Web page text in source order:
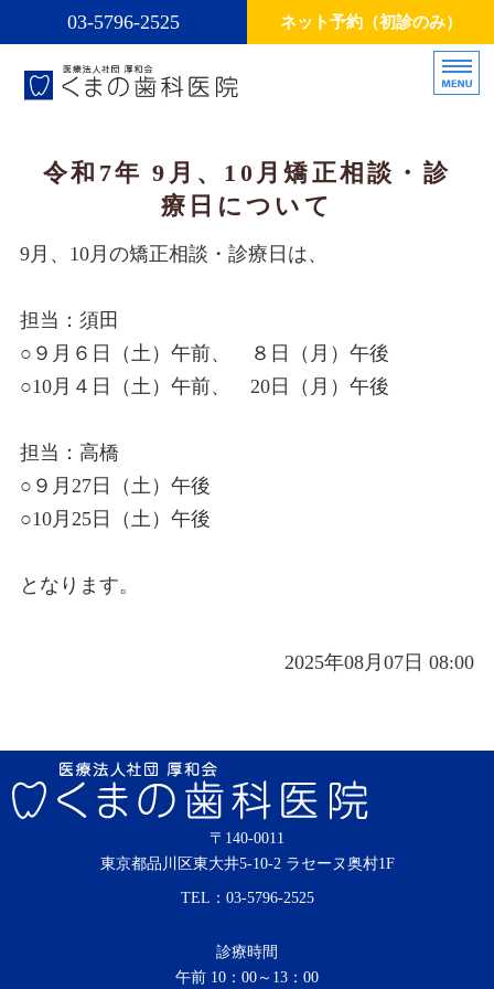
医療法人社団厚和会くまの歯科
診療方針・診療内容
スタッフ
インプラント
矯正治療
令和7年 9月、10月矯正相談・診
療日について
9月、10月の矯正相談・診療日は、
担当：須田
○９月６日（土）午前、 ８日（月）午後
○10月４日（土）午前、 20日（月）午後
担当：高橋
○９月27日（土）午後
○10月25日（土）午後
となります。
2025年08月07日 08:00
〒140-0011
東京都品川区東大井5-10-2 ラセーヌ奥村1F
TEL： 03-5796-2525
診療時間
午前 10：00～13：00
03-5796-2525 ネット予約（初診のみ）